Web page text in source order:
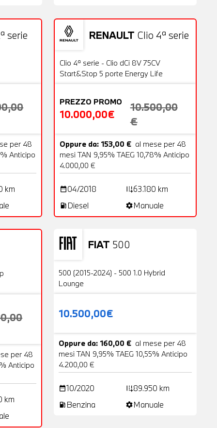
serie
18 Foto
per 48
Anticipo
km
RENAULT Clio 4ª serie
OFFERTA
Usato 20 Foto
Clio 4ª serie - Clio dCi 8V 75CV
Start&Stop 5 porte Energy Life
PREZZO PROMO
10.000,00€
10.500,00
€
Oppure da: 153,00 € al mese per 48
mesi TAN 9,95% TAEG 10,78% Anticipo
4.000,00 €
date_range04/2018 add_road63.180 km
local_gas_station Diesel settingsManuale
per 48
Anticipo
km
FIAT 500
Usato
500 (2015-2024) - 500 1.0 Hybrid
Lounge
10.500,00€
Oppure da: 160,00 € al mese per 48
mesi TAN 9,95% TAEG 10,55% Anticipo
4.200,00 €
date_range10/2020 add_road89.950 km
local_gas_station Benzina settingsManuale